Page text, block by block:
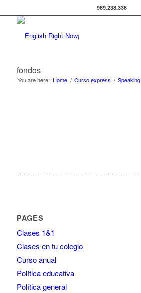
969.238.336
fondos
You are here: Home / Curso express / Speaking
PAGES
Clases 1&1
Clases en tu colegio
Curso anual
Política educativa
Política general